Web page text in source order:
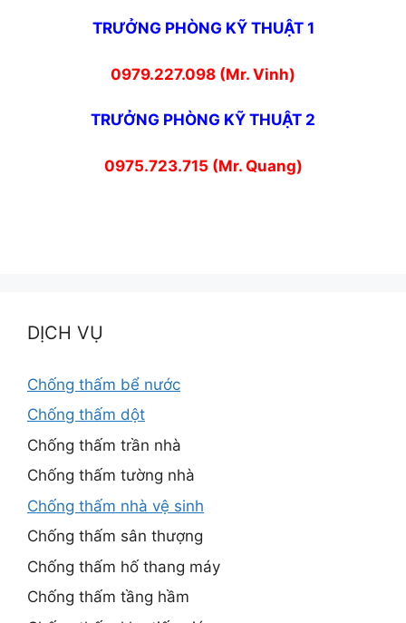
TRƯỞNG PHÒNG KỸ THUẬT 1
0979.227.098 (Mr. Vinh)
TRƯỞNG PHÒNG KỸ THUẬT 2
0975.723.715 (Mr. Quang)
DỊCH VỤ
Chống thấm bể nước
Chống thấm dột
Chống thấm trần nhà
Chống thấm tường nhà
Chống thấm nhà vệ sinh
Chống thấm sân thượng
Chống thấm hố thang máy
Chống thấm tầng hầm